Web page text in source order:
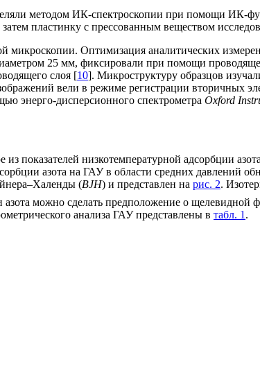
методом ИК-спектроскопии при помощи ИК-
пластинку с прессованным веществом
микроскопии. Оптимизация аналитических
25 мм, фиксировали при помощи
слоя [10]. Микроструктуру образцов
вели в режиме регистрации вторичных
энерго-дисперсионного спектрометра Oxford
показателей низкотемпературной адсорбции
азота на ГАУ в области средних давлений
(BJH) и представлен на рис. 2.
можно сделать предположение о
анализа ГАУ представлены в табл. 1 .